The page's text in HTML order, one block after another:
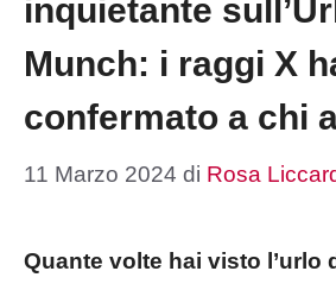
inquietante
Munch: i raggi X
confermato a chi
11 Marzo 2024 di Rosa
Quante volte hai visto l’urlo